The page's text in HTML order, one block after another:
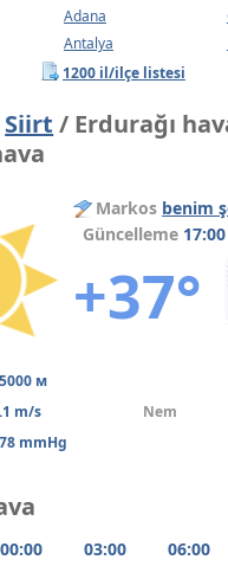
Adana
Antalya
1200 il/ilçe listesi
Siirt / Erdurağı
Markos benim
Güncelleme 17:00
+37°
м
m/s Nem
mmHg
00:00 03:00 06:00